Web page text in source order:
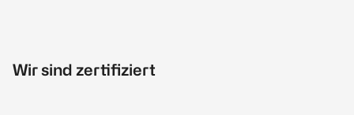
Wir sind zertifiziert